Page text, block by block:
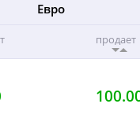
Евро
продает